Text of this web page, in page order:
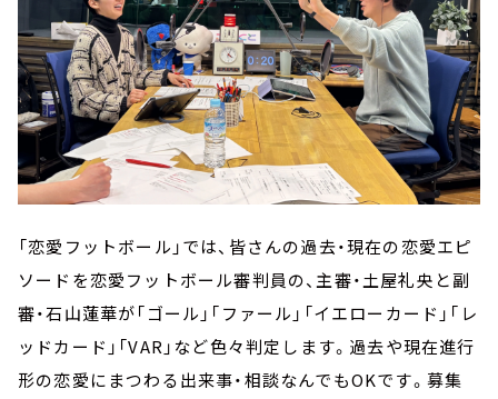
「恋愛フットボール」では、皆さんの過去・現在の恋愛エピ
ソードを恋愛フットボール審判員の、主審・土屋礼央と副
審・石山蓮華が「ゴール」「ファール」「イエローカード」「レ
ッドカード」「VAR」など色々判定します。過去や現在進行
形の恋愛にまつわる出来事・相談なんでもOKです。募集